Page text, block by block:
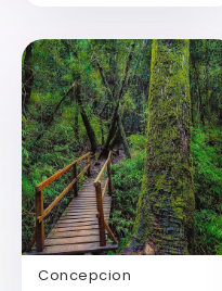
Concepcion